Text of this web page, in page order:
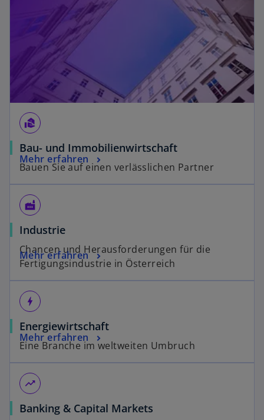
real_estate_agent
Bau- und Immobilienwirtschaft
Bauen Sie auf einen verlässlichen Partner
Mehr erfahren
factory
Industrie
Chancen und Herausforderungen für die
Fertigungsindustrie in Österreich
Mehr erfahren
bolt
Energiewirtschaft
Eine Branche im weltweiten Umbruch
Mehr erfahren
trending_up
Banking & Capital Markets